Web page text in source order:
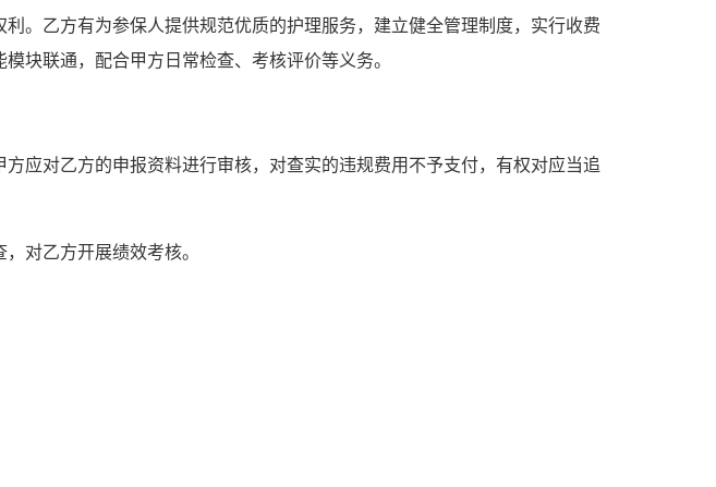
。乙方有为参保人提供规范优质的护理服务，建立健全管理制度，实行收费
块联通，配合甲方日常检查、考核评价等义务。
应对乙方的申报资料进行审核，对查实的违规费用不予支付，有权对应当追
对乙方开展绩效考核。